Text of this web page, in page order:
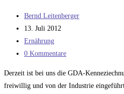
Beitrags-
Autor:
Bernd Leitenberger
Beitrag
veröffentlicht:
13. Juli 2012
Beitrags-
Kategorie:
Ernährung
Beitrags-
0 Kommentare
Derzeit ist bei uns die GDA-
freiwillig und von der Industrie